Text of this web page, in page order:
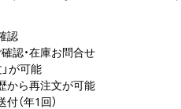
認
認・在庫お問合せ
が可能
から再注文が可能
（年1回）